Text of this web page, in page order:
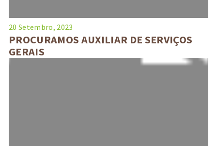
20 Setembro, 2023
PROCURAMOS AUXILIAR DE SERVIÇOS
GERAIS